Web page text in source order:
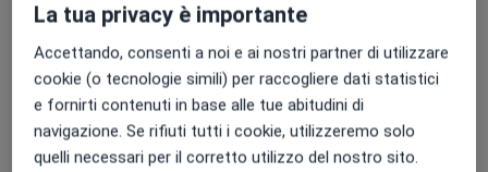
Prima visita dentistica
Prestazione gratuita Dettagli
Ablazione + sbiancamento
Da 200 € Dettagli
La tua privacy è importante
Accettando, consenti a noi e ai nostri partner di utilizzare
cookie (o tecnologie simili) per raccogliere dati statistici
e fornirti contenuti in base alle tue abitudini di
navigazione. Se rifiuti tutti i cookie, utilizzeremo solo
quelli necessari per il corretto utilizzo del nostro sito.